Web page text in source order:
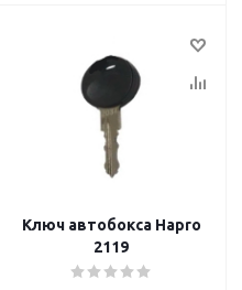
Ключ автобокса Hapro
2119